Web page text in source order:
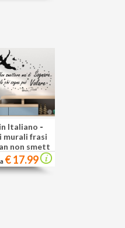
Italiano -
murali frasi
non smett
€ 17.99